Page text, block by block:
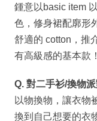
鍾意以basic item
色，修身裙配廓形
舒適的 cotton，推
有高級感的基本款！
Q. 對二手衫/換物
以物換物，讓衣物
換到自己想要的衣